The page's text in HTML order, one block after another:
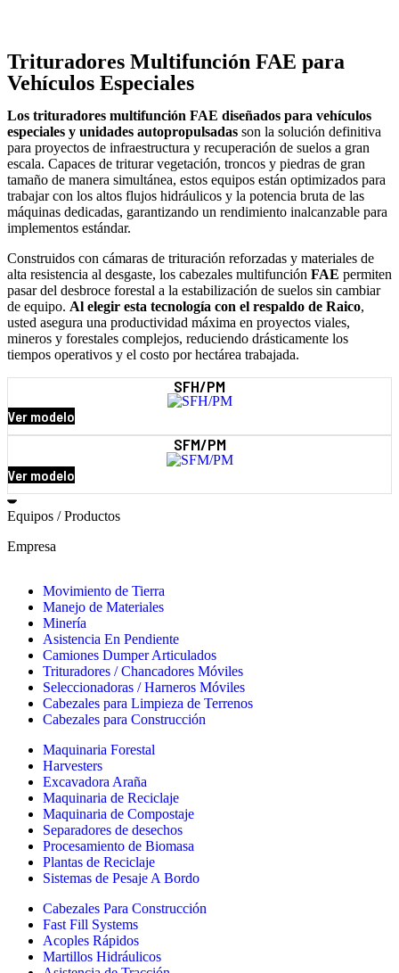
Trituradores Multifunción FAE para
Vehículos Especiales
Los trituradores multifunción FAE diseñados para vehículos
especiales y unidades autopropulsadas son la solución definitiva
para proyectos de infraestructura y recuperación de suelos a gran
escala. Capaces de triturar vegetación, troncos y piedras de gran
tamaño de manera simultánea, estos equipos están optimizados para
trabajar con los altos flujos hidráulicos y la potencia bruta de las
máquinas dedicadas, garantizando un rendimiento inalcanzable para
implementos estándar.
Construidos con cámaras de trituración reforzadas y materiales de
alta resistencia al desgaste, los cabezales multifunción FAE permiten
pasar del desbroce forestal a la estabilización de suelos sin cambiar
de equipo. Al elegir esta tecnología con el respaldo de Raico,
usted asegura una productividad máxima en proyectos viales,
mineros y forestales complejos, reduciendo drásticamente los
tiempos operativos y el costo por hectárea trabajada.
SFH/PM
Ver modelo
SFM/PM
Ver modelo
Equipos / Productos
Empresa
Movimiento de Tierra
Manejo de Materiales
Minería
Asistencia En Pendiente
Camiones Dumper Articulados
Trituradores / Chancadores Móviles
Seleccionadoras / Harneros Móviles
Cabezales para Limpieza de Terrenos
Cabezales para Construcción
Maquinaria Forestal
Harvesters
Excavadora Araña
Maquinaria de Reciclaje
Maquinaria de Compostaje
Separadores de desechos
Procesamiento de Biomasa
Plantas de Reciclaje
Sistemas de Pesaje A Bordo
Cabezales Para Construcción
Fast Fill Systems
Acoples Rápidos
Martillos Hidráulicos